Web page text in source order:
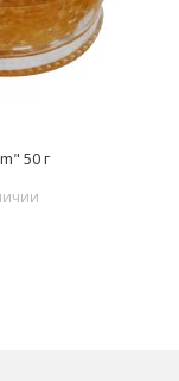
50 г